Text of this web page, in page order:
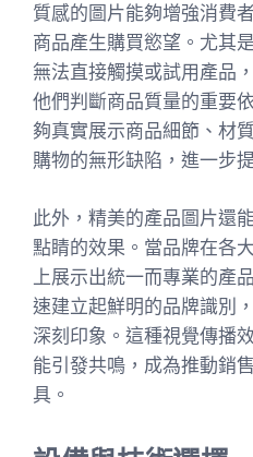
質感的圖片能夠增強消費
商品產生購買慾望。尤其
無法直接觸摸或試用產品
他們判斷商品質量的重要
夠真實展示商品細節、材
購物的無形缺陷，進一步
此外，精美的產品圖片還
點睛的效果。當品牌在各
上展示出統一而專業的產
速建立起鮮明的品牌識別
深刻印象。這種視覺傳播
能引發共鳴，成為推動銷
具。